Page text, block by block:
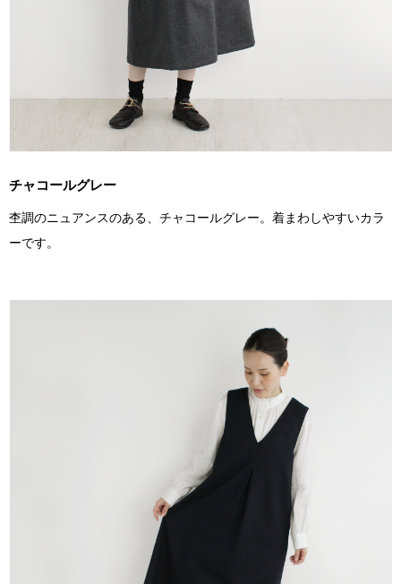
チャコールグレー
杢調のニュアンスのある、チャコールグレー。着まわしやすいカラ
ーです。